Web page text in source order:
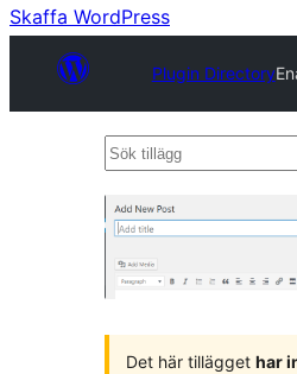
Skaffa WordPress
Plugin Directory
Sök
Det här tillägget har